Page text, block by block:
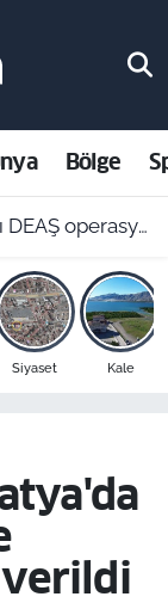
Bölge
104 şüpheli yakalandı!
Siyaset Kale